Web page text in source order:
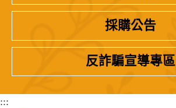
採購公告
反詐騙宣導專區
:::